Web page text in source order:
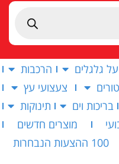
על גלגלים
הרכבות
צעצועי עץ
בריכות וים
תינוקות
מוצרים חדשים
100 ההצעות הנבחרות